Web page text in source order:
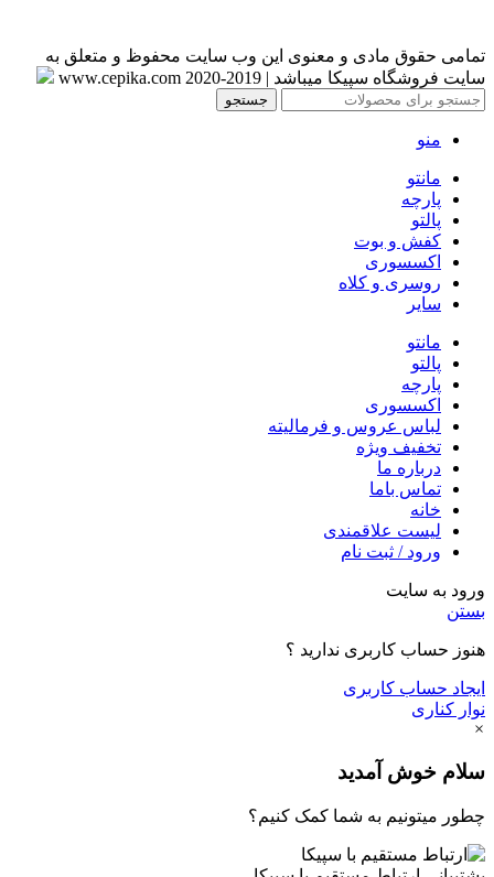
تمامی حقوق مادی و معنوی این وب سایت محفوظ و متعلق به
سایت فروشگاه سپیکا میباشد | 2019-www.cepika.com 2020
جستجو
منو
مانتو
پارچه
پالتو
کفش و بوت
اکسسوری
روسری و کلاه
سایر
مانتو
پالتو
پارچه
اکسسوری
لباس عروس و فرمالیته
تخفیف ویژه
درباره ما
تماس باما
خانه
لیست علاقمندی
ورود / ثبت نام
ورود به سایت
بستن
هنوز حساب کاربری ندارید ؟
ایجاد حساب کاربری
نوار کناری
×
سلام خوش آمدید
چطور میتونیم به شما کمک کنیم؟